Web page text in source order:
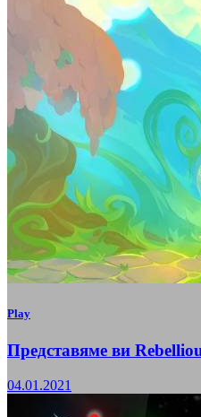
Play
Представяме ви
04.01.2021